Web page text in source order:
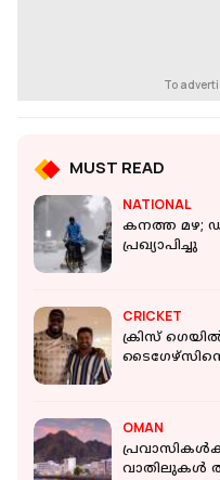
To
MUST READ
NATIONAL
കനത്ത മഴ;
പ്രഖ്യാപിച്ചു
CRICKET
ക്രിസ്
OMAN
വാതിലുകൾ